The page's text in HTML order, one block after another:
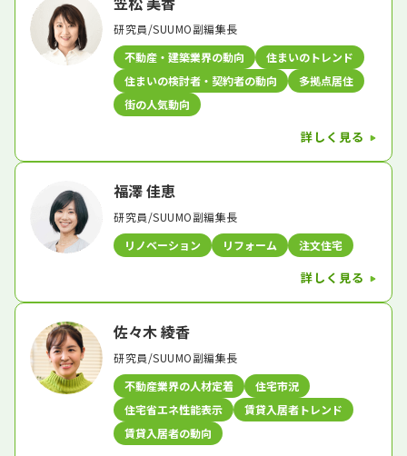
研究員/SUUMO副編集長
不動産・建築業界の動向
住まいのトレンド
住まいの検討者・契約者の動向
多拠点居住
街の人気動向
詳しく見る
福澤 佳恵
研究員/SUUMO副編集長
リノベーション
リフォーム 注文住宅
詳しく見る
佐々木 綾香
研究員/SUUMO副編集長
不動産業界の人材定着
住宅市況
住宅省エネ性能表示
賃貸入居者トレンド
賃貸入居者の動向